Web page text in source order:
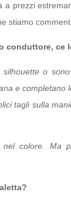
prezzi
stiamo
conduttore, ce
o
e completano
tagli sulla
colore. Ma